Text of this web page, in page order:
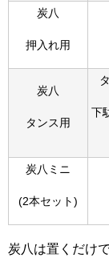
炭八
押入れ用
炭八
タンス用
下
炭八ミニ
(2本セット)
炭八は置くだけ